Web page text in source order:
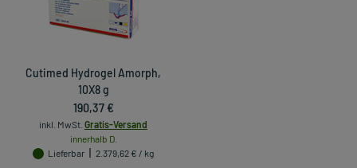
Cutimed Hydrogel Amorph,
10X8 g
190,37 €
inkl. MwSt. Gratis-Versand
innerhalb D.
Lieferbar
2.379,62 € / kg